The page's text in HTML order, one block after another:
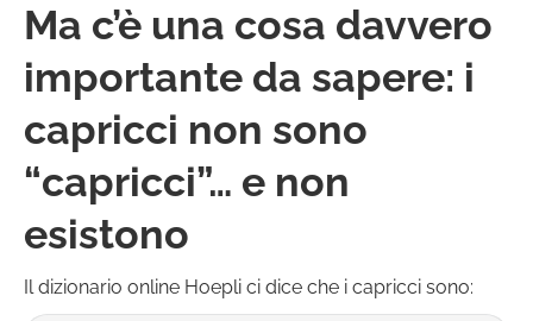
Ma c’è una cosa davvero
importante da sapere: i
capricci non sono
“capricci”… e non
esistono
Il dizionario online Hoepli ci dice che i capricci sono: